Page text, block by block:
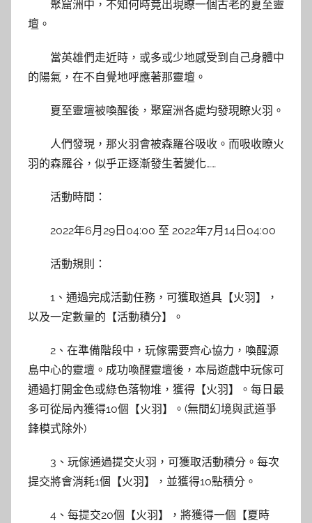
聚窟洲中，不知何時竟出現瞭一個古老的夏至靈
壇。
當英雄們走近時，或多或少地感受到自己身體中
的陽氣，在不自覺地呼應著那靈壇。
夏至靈壇被喚醒後，聚窟洲各處均發現瞭火羽。
人們發現，那火羽會被森羅谷吸收。而吸收瞭火
羽的森羅谷，似乎正逐漸發生著變化……
活動時間：
2022年6月29日04:00 至 2022年7月14日04:00
活動規則：
1、通過完成活動任務，可獲取道具【火羽】，
以及一定數量的【活動積分】。
2、在準備階段中，玩傢需要齊心協力，喚醒源
島中心的靈壇。成功喚醒靈壇後，本局遊戲中玩傢可
通過打開金色或綠色落物堆，獲得【火羽】。每日最
多可從局內獲得10個【火羽】。(無間幻境與武道爭
鋒模式除外)
3、玩傢通過提交火羽，可獲取活動積分。每次
提交將會消耗1個【火羽】，並獲得10點積分。
4、每提交20個【火羽】，將獲得一個【夏時